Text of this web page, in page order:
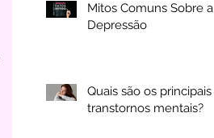
Mitos Comuns Sobre a
Depressão
Quais são os principais
transtornos mentais?